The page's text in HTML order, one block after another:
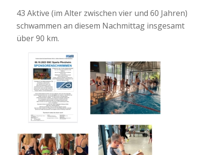
43 Aktive (im Alter zwischen vier und 60 Jahren)
schwammen an diesem Nachmittag insgesamt
über 90 km.